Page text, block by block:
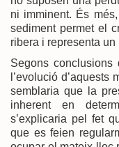
ni imminent. És
sediment permet el
ribera i representa
Segons conclusions
l’evolució
semblaria que la
inherent en
s’explicaria pel fet
que es feien